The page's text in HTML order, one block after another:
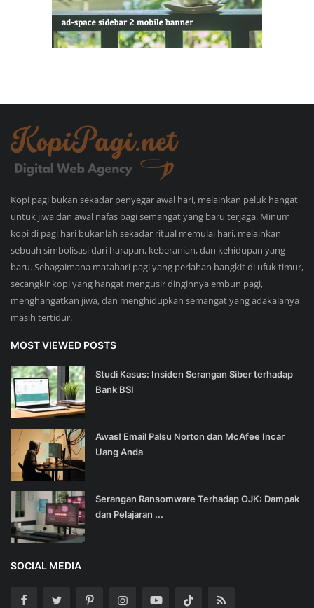
Kopi pagi bukan sekadar penyegar awal hari, melainkan peluk hangat
untuk jiwa dan awal nafas bagi semangat yang baru terjaga. Minum
kopi di pagi hari bukanlah sekadar ritual memulai hari, melainkan
sebuah simbolisasi dari harapan, keberanian, dan kehidupan yang
baru. Sebagaimana matahari pagi yang perlahan bangkit di ufuk timur,
secangkir kopi yang hangat mengusir dinginnya embun pagi,
menghangatkan jiwa, dan menghidupkan semangat yang adakalanya
masih tertidur.
MOST VIEWED POSTS
Studi Kasus: Insiden Serangan Siber terhadap
Bank BSI
Awas! Email Palsu Norton dan McAfee Incar
Uang Anda
Serangan Ransomware Terhadap OJK: Dampak
dan Pelajaran ...
SOCIAL MEDIA